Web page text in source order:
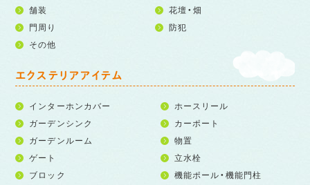
舗装
花壇・畑
門周り
防犯
その他
エクステリアアイテム
インターホンカバー
ホースリール
ガーデンシンク
カーポート
ガーデンルーム
物置
ゲート
立水栓
ブロック
機能ポール・機能門柱